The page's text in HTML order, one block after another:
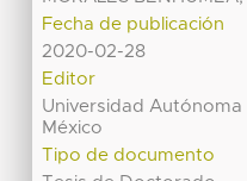
Fecha de publicación
2020-02-28
Editor
Universidad
México
Tipo de documento